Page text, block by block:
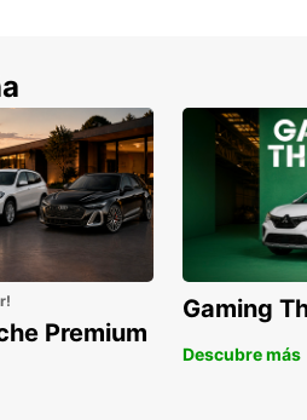
Premium
Gaming
Descubre más